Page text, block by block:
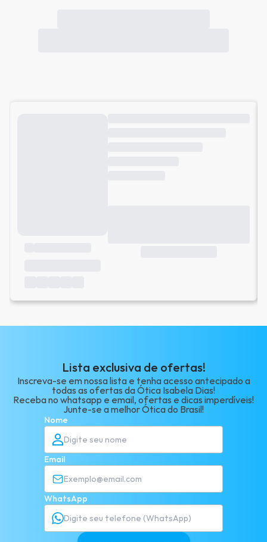
Lista exclusiva de ofertas!
Inscreva-se em nossa lista e tenha acesso antecipado a
todas as ofertas da Ótica Isabela Dias!
Receba no whatsapp e email, ofertas e dicas imperdíveis!
Junte-se a melhor Ótica do Brasil!
Nome
Email
WhatsApp